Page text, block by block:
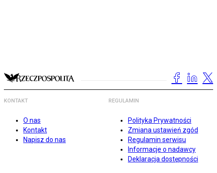
KONTAKT
O nas
Kontakt
Napisz do nas
REGULAMIN
Polityka Prywatności
Zmiana ustawień zgód
Regulamin serwisu
Informacje o nadawcy
Deklaracja dostępności